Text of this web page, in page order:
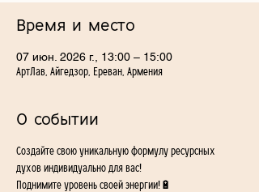
Время и место
07 июн. 2026 г., 13:00 – 15:00
АртЛав, Айгедзор, Ереван, Армения
О событии
Создайте свою уникальную формулу ресурсных
духов индивидуально для вас!
Поднимите уровень своей энергии!🔋